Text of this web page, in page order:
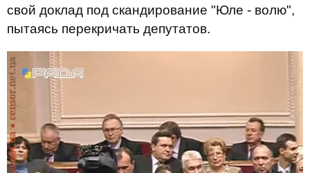
свой доклад под скандирование "Юле - волю",
пытаясь перекричать депутатов.